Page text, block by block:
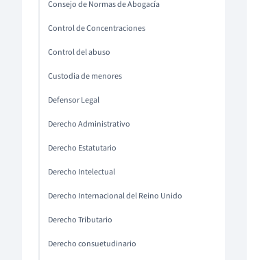
Consejo de Normas de Abogacía
Control de Concentraciones
Control del abuso
Custodia de menores
Defensor Legal
Derecho Administrativo
Derecho Estatutario
Derecho Intelectual
Derecho Internacional del Reino Unido
Derecho Tributario
Derecho consuetudinario